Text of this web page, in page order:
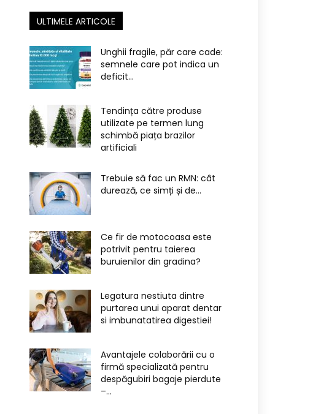
ULTIMELE ARTICOLE
Unghii fragile, păr care cade:
semnele care pot indica un
deficit...
Tendința către produse
utilizate pe termen lung
schimbă piața brazilor
artificiali
Trebuie să fac un RMN: cât
durează, ce simți și de...
Ce fir de motocoasa este
potrivit pentru taierea
buruienilor din gradina?
Legatura nestiuta dintre
purtarea unui aparat dentar
si imbunatatirea digestiei!
Avantajele colaborării cu o
firmă specializată pentru
despăgubiri bagaje pierdute
–...